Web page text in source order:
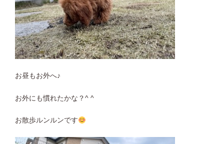
お昼もお外へ♪
お外にも慣れたかな？^ ^
お散歩ルンルンです